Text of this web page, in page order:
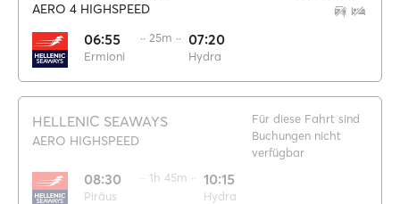
AERO 4 HIGHSPEED
06:55
Ermioni
·· 25m ·· 07:20
Hydra
HELLENIC SEAWAYS
AERO HIGHSPEED
08:30
Piräus
·· 1h 45m ·· 10:15
Hydra
Für diese Fahrt sind
Buchungen nicht
verfügbar